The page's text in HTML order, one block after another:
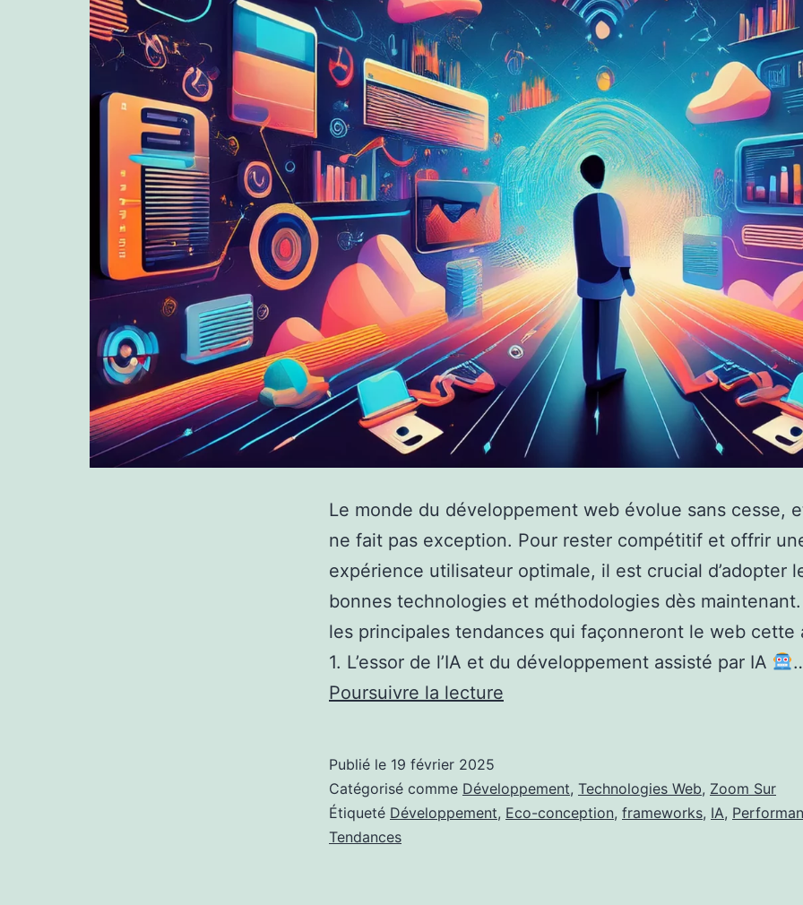
Le monde du développement web évolue sans cesse,
ne fait pas exception. Pour rester compétitif et offrir
expérience utilisateur optimale, il est crucial d’adopter
bonnes technologies et méthodologies dès
les principales tendances qui façonneront le web cette
1. L’essor de l’IA et du développement assisté par IA
Poursuivre la lecture
développement
web
Publié le 19 février 2025
Catégorisé comme Développement, Technologies Web, Zoom Sur
Étiqueté Développement, Eco-conception, frameworks, IA,
Tendances